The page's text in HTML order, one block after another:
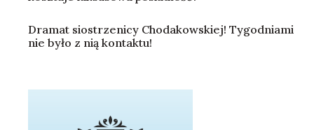
Dramat siostrzenicy Chodakowskiej! Tygodniami
nie było z nią kontaktu!